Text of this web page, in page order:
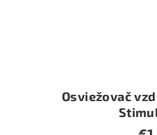
Osviežovač